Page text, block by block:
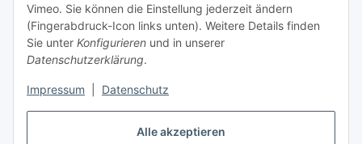
Alle akzeptieren
Vimeo. Sie können die Einstellung jederzeit ändern
(Fingerabdruck-Icon links unten). Weitere Details finden
Sie unter Konfigurieren und in unserer
Datenschutzerklärung.
Impressum Datenschutz
Versandinformationen